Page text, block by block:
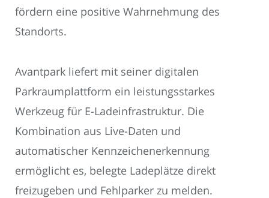
fördern eine positive Wahrnehmung des
Standorts.
Avantpark liefert mit seiner digitalen
Parkraumplattform ein leistungsstarkes
Werkzeug für E-Ladeinfrastruktur. Die
Kombination aus Live-Daten und
automatischer Kennzeichenerkennung
ermöglicht es, belegte Ladeplätze direkt
freizugeben und Fehlparker zu melden.